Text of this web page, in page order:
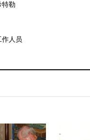
特勒
人员